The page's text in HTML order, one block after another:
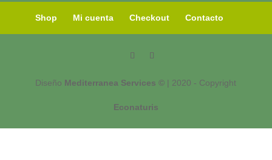
Shop Mi cuenta Checkout Contacto
Diseño Mediterranea Services © | 2020 - Copyright
Econaturis